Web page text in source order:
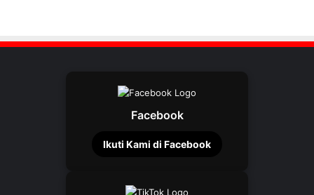
Facebook
Ikuti Kami di Facebook